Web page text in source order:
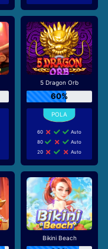
5 Dragon Orb
60%
60
Auto
80
Auto
20
Auto
Bikini Beach